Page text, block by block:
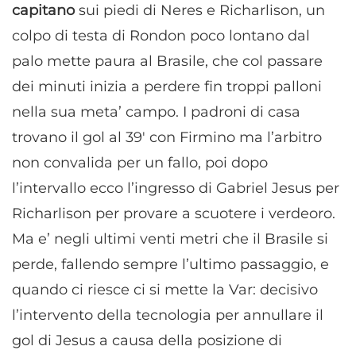
capitanosui piedi di Neres e Richarlison, un
colpo di testa di Rondon poco lontano dal
palo mette paura al Brasile, che col passare
dei minuti inizia a perdere fin troppi palloni
nella sua meta’ campo. I padroni di casa
trovano il gol al 39′ con Firmino ma l’arbitro
non convalida per un fallo, poi dopo
l’intervallo ecco l’ingresso di Gabriel Jesus per
Richarlison per provare a scuotere i verdeoro.
Ma e’ negli ultimi venti metri che il Brasile si
perde, fallendo sempre l’ultimo passaggio, e
quando ci riesce ci si mette la Var: decisivo
l’intervento della tecnologia per annullare il
gol di Jesus a causa della posizione di